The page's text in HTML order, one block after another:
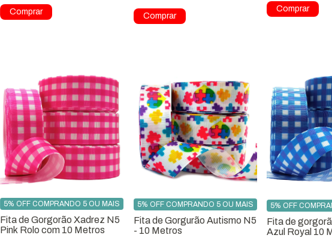
Fita de Gorgorão Xadrez N5
Pink Rolo com 10 Metros
5% OFF COMPRANDO 5 OU MAIS
Fita de Gorgurão Autismo N5
- 10 Metros
5% OFF COMPRANDO 5 OU MAIS
Fita de
Azul Royal 10
5% OFF